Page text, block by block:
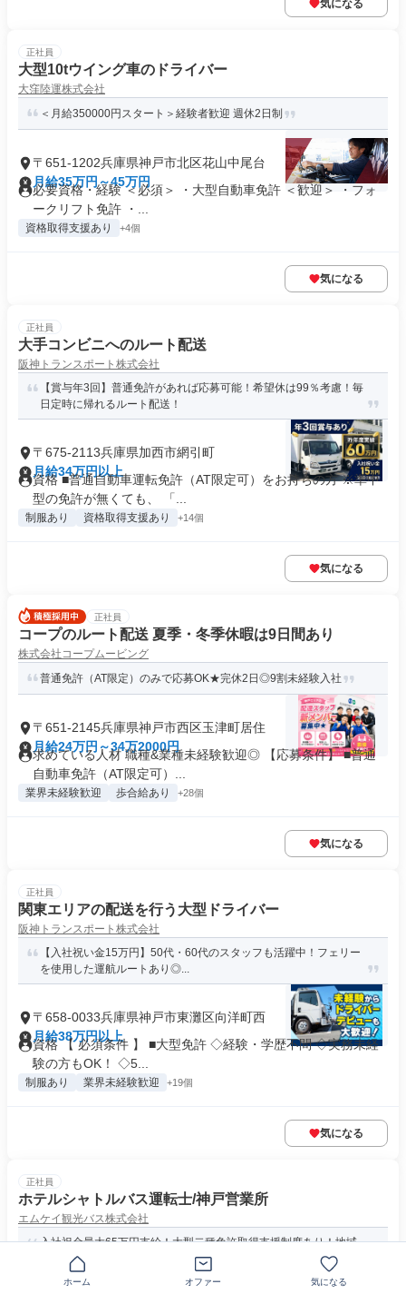
気になる
正社員
大型10tウイング車のドライバー
大窪陸運株式会社
＜月給350000円スタート＞経験者歓迎 週休2日制
〒651-1202兵庫県神戸市北区花山中尾台
月給35万円～45万円
必要資格・経験 ＜必須＞ ・大型自動車免許 ＜歓迎＞ ・フォ
ークリフト免許 ・...
資格取得支援あり +4個
気になる
正社員
大手コンビニへのルート配送
阪神トランスポート株式会社
【賞与年3回】普通免許があれば応募可能！希望休は99％考慮！毎
日定時に帰れるルート配送！
〒675-2113兵庫県加西市網引町
月給34万円以上
資格 ■普通自動車運転免許（AT限定可）をお持ちの方 ※準中
型の免許が無くても、 「...
制服あり 資格取得支援あり +14個
気になる
正社員
コープのルート配送 夏季・冬季休暇は9日間あり
株式会社コープムービング
普通免許（AT限定）のみで応募OK★完休2日◎9割未経験入社
〒651-2145兵庫県神戸市西区玉津町居住
月給24万円～34万2000円
求めている人材 職種&業種未経験歓迎◎ 【応募条件】 ■普通
自動車免許（AT限定可）...
業界未経験歓迎 歩合給あり +28個
気になる
正社員
関東エリアの配送を行う大型ドライバー
阪神トランスポート株式会社
【入社祝い金15万円】50代・60代のスタッフも活躍中！フェリー
を使用した運航ルートあり◎...
〒658-0033兵庫県神戸市東灘区向洋町西
月給38万円以上
資格 【 必須条件 】 ■大型免許 ◇経験・学歴不問 ◇実務未経
験の方もOK！ ◇5...
制服あり 業界未経験歓迎 +19個
気になる
正社員
ホテルシャトルバス運転士/神戸営業所
エムケイ観光バス株式会社
入社祝金最大65万円支給！大型二種免許取得支援制度あり！地域
の役に立てるバス運転士募集！
ホーム オファー 気になる